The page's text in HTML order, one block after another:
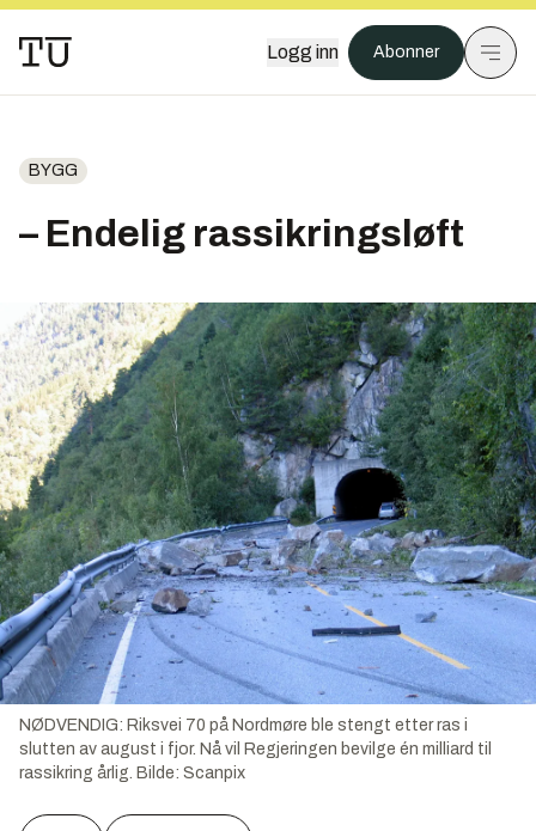
Logg inn Abonner
BYGG
– Endelig rassikringsløft
NØDVENDIG: Riksvei 70 på Nordmøre ble stengt etter ras i
slutten av august i fjor. Nå vil Regjeringen bevilge én milliard til
rassikring årlig. Bilde: Scanpix